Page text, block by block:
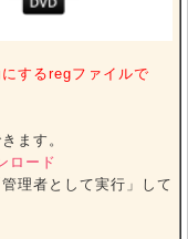
するregファイルで
ます。
ロード
理者として実行」して